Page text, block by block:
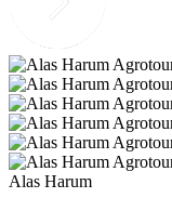
Alas Harum